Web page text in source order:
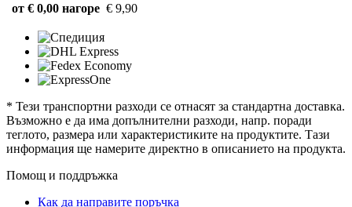
от € 0,00 нагоре € 9,90
* Тези транспортни разходи се отнасят за стандартна доставка.
Възможно е да има допълнителни разходи, напр. поради
теглото, размера или характеристиките на продуктите. Тази
информация ще намерите директно в описанието на продукта.
Помощ и поддръжка
Как да направите поръчка